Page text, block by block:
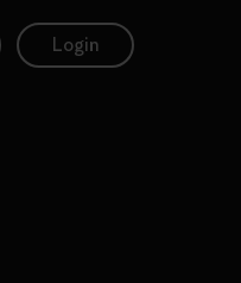
Login